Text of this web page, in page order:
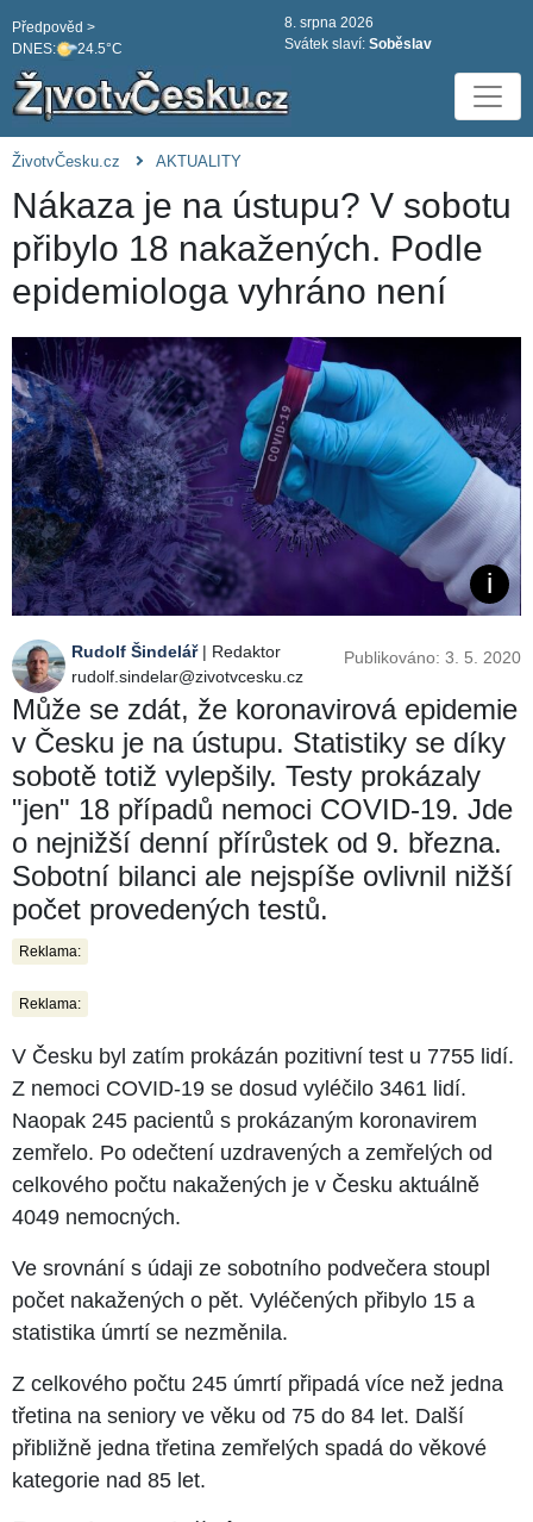
DNES: 24.5°C
Předpověd >
8. srpna 2026
Svátek slaví: Soběslav
ŽivotvČesku.cz AKTUALITY
Nákaza je na ústupu? V sobotu
přibylo 18 nakažených. Podle
epidemiologa vyhráno není
Rudolf Šindelář| Redaktor
rudolf.sindelar@zivotvcesku.cz
Publikováno: 3. 5. 2020
Může se zdát, že koronavirová epidemie
v Česku je na ústupu. Statistiky se díky
sobotě totiž vylepšily. Testy prokázaly
"jen" 18 případů nemoci COVID-19. Jde
o nejnižší denní přírůstek od 9. března.
Sobotní bilanci ale nejspíše ovlivnil nižší
počet provedených testů.
Reklama:
Reklama:
V Česku byl zatím prokázán pozitivní test u 7755 lidí.
Z nemoci COVID-19 se dosud vyléčilo 3461 lidí.
Naopak 245 pacientů s prokázaným koronavirem
zemřelo. Po odečtení uzdravených a zemřelých od
celkového počtu nakažených je v Česku aktuálně
4049 nemocných.
Ve srovnání s údaji ze sobotního podvečera stoupl
počet nakažených o pět. Vyléčených přibylo 15 a
statistika úmrtí se nezměnila.
Z celkového počtu 245 úmrtí připadá více než jedna
třetina na seniory ve věku od 75 do 84 let. Další
přibližně jedna třetina zemřelých spadá do věkové
kategorie nad 85 let.